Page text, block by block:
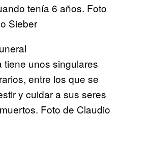
tenía 6 años. Foto
Sieber
tiene unos singulares
entre los que se
y cuidar a sus seres
Foto de Claudio